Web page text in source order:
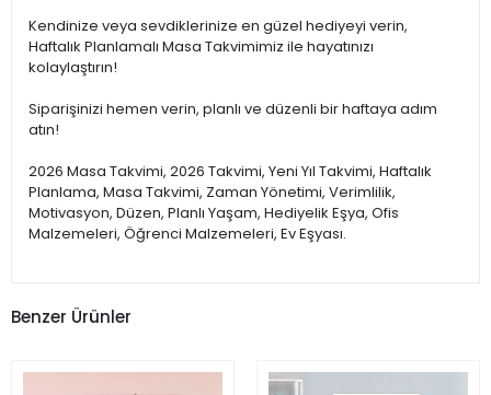
Kendinize veya sevdiklerinize en güzel hediyeyi verin,
Haftalık Planlamalı Masa Takvimimiz ile hayatınızı
kolaylaştırın!
Siparişinizi hemen verin, planlı ve düzenli bir haftaya adım
atın!
2026 Masa Takvimi, 2026 Takvimi, Yeni Yıl Takvimi, Haftalık
Planlama, Masa Takvimi, Zaman Yönetimi, Verimlilik,
Motivasyon, Düzen, Planlı Yaşam, Hediyelik Eşya, Ofis
Malzemeleri, Öğrenci Malzemeleri, Ev Eşyası.
Benzer Ürünler